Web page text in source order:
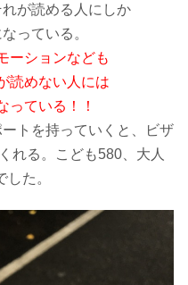
が読める人にしか
っている。
ーションなども
読めない人には
っている！！
トを持っていくと、ビザ
れる。こども580、大人
た。